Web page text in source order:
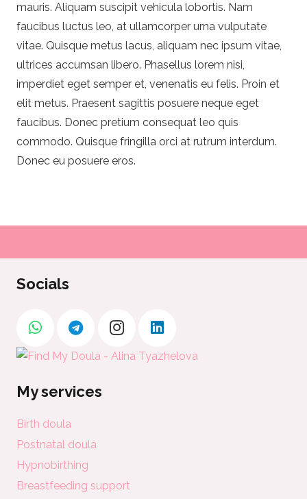
mauris. Aliquam suscipit vehicula lobortis. Nam
faucibus luctus leo, at ullamcorper urna vulputate
vitae. Quisque metus lacus, aliquam nec ipsum vitae,
ultrices accumsan libero. Phasellus lorem nisi,
imperdiet eget semper et, venenatis eu felis. Proin et
elit metus. Praesent sagittis posuere neque eget
faucibus. Donec pretium consequat leo quis
commodo. Quisque fringilla orci at rutrum interdum.
Donec eu posuere eros.
Socials
My services
Birth doula
Postnatal doula
Hypnobirthing
Breastfeeding support